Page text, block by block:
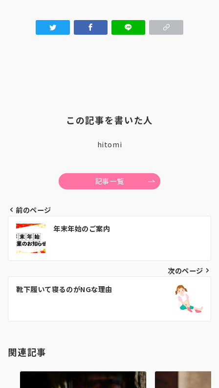
この記事を書いた人
hitomi
記事一覧
投
稿
ナ
ビ
ゲ
シ
ン
前のページ
年末年始のご案内
次のページ
靴下履いて寝るのがNGな理由
関連記事